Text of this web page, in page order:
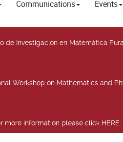
Communications Events
de Investigación en Matemática
Workshop on Mathematics and
more information please click HERE.